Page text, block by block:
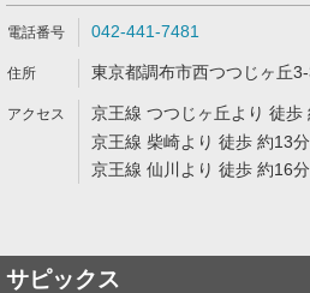
042-441-7481
東京都調布市西つつじヶ丘
京王線 つつじヶ丘より 徒歩
京王線 柴崎より 徒歩 約13分
京王線 仙川より 徒歩 約16分
サピックス